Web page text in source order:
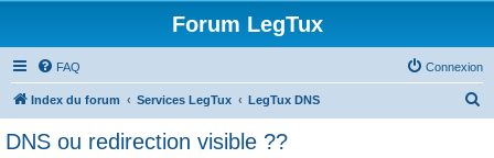
Forum LegTux
FAQ Connexion
Index du forum Services LegTux LegTux DNS
DNS ou redirection visible ??